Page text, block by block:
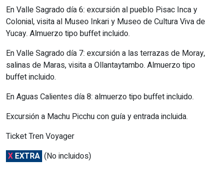
En Valle Sagrado día 6: excursión al pueblo Pisac Inca y
Colonial, visita al Museo Inkari y Museo de Cultura Viva de
Yucay. Almuerzo tipo buffet incluido.
En Valle Sagrado día 7: excursión a las terrazas de Moray,
salinas de Maras, visita a Ollantaytambo. Almuerzo tipo
buffet incluido.
En Aguas Calientes día 8: almuerzo tipo buffet incluido.
Excursión a Machu Picchu con guía y entrada incluida.
Ticket Tren Voyager
X EXTRA (No incluidos)